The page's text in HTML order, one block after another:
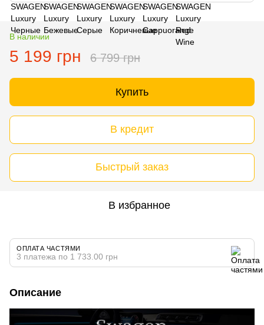
В наличии
5 199 грн 6 799 грн
Купить
В кредит
Быстрый заказ
В избранное
ОПЛАТА ЧАСТЯМИ
3 платежа по 1 733.00 грн
Описание